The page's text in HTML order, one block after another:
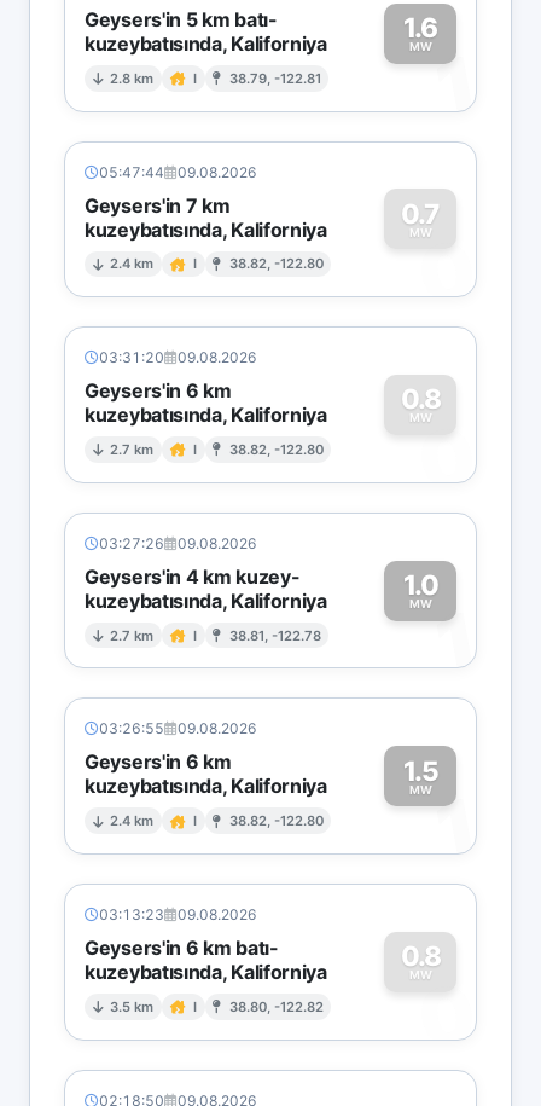
Geysers'in 5 km batı-
kuzeybatısında, Kaliforniya
2.8 km I 38.79, -122.81
1.6
MW1
05:47:44 09.08.2026
Geysers'in 7 km
kuzeybatısında, Kaliforniya
2.4 km I 38.82, -122.80
0.7
MW
0
03:31:20 09.08.2026
Geysers'in 6 km
kuzeybatısında, Kaliforniya
2.7 km I 38.82, -122.80
0.8
MW
0
03:27:26 09.08.2026
Geysers'in 4 km kuzey-
kuzeybatısında, Kaliforniya
2.7 km I 38.81, -122.78
1.0
MW1
03:26:55 09.08.2026
Geysers'in 6 km
kuzeybatısında, Kaliforniya
2.4 km I 38.82, -122.80
1.5
MW1
03:13:23 09.08.2026
Geysers'in 6 km batı-
kuzeybatısında, Kaliforniya
3.5 km I 38.80, -122.82
0.8
MW
0
02:18:50 09.08.2026